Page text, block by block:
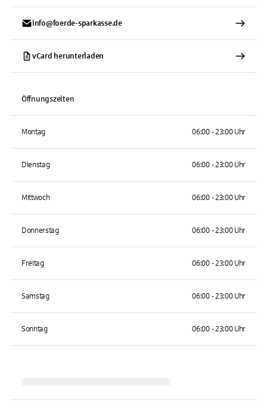
info@foerde-sparkasse.de
vCard herunterladen
Öffnungszeiten
Montag 06:00 - 23:00 Uhr
Dienstag 06:00 - 23:00 Uhr
Mittwoch 06:00 - 23:00 Uhr
Donnerstag 06:00 - 23:00 Uhr
Freitag 06:00 - 23:00 Uhr
Samstag 06:00 - 23:00 Uhr
Sonntag 06:00 - 23:00 Uhr